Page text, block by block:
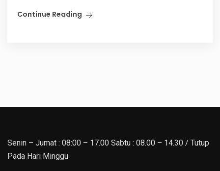
Continue Reading
Senin – Jumat : 08:00 – 17.00 Sabtu : 08.00 – 14.30 / Tutup
Pada Hari Minggu